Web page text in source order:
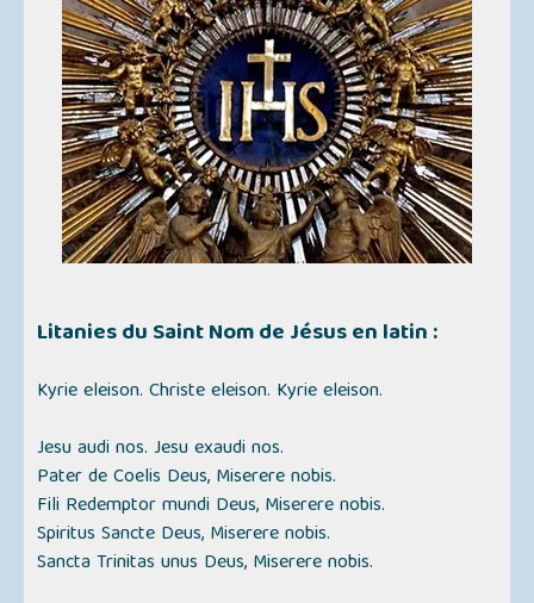
Litanies du Saint Nom de Jésusen latin :
Kyrie eleison. Christe eleison. Kyrie eleison.
Jesu audi nos. Jesu exaudi nos.
Pater de Coelis Deus, Miserere nobis.
Fili Redemptor mundi Deus, Miserere nobis.
Spiritus Sancte Deus, Miserere nobis.
Sancta Trinitas unus Deus, Miserere nobis.